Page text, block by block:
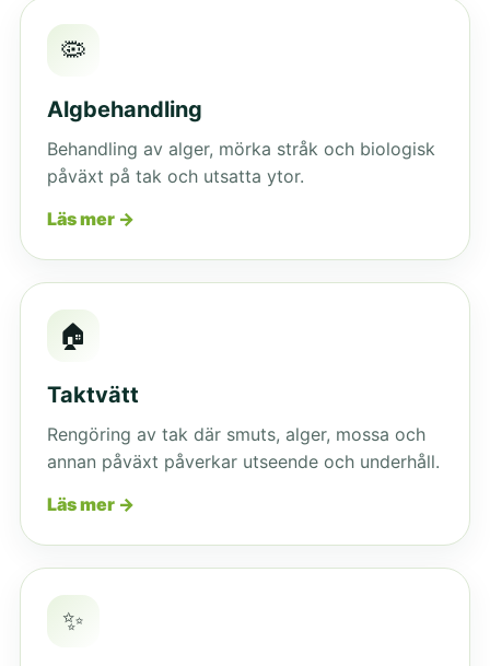
🦠
Algbehandling
Behandling av alger, mörka stråk och biologisk
påväxt på tak och utsatta ytor.
Läs mer →
🏠
Taktvätt
Rengöring av tak där smuts, alger, mossa och
annan påväxt påverkar utseende och underhåll.
Läs mer →
✨